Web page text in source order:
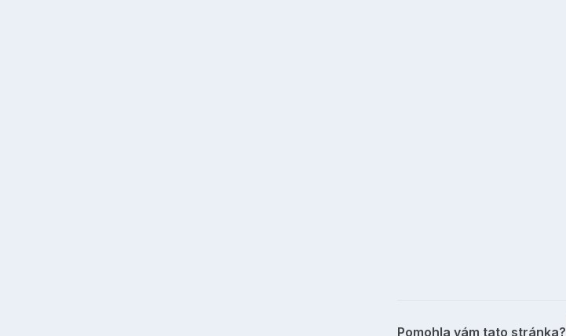
Pomohla vám tato stránka?